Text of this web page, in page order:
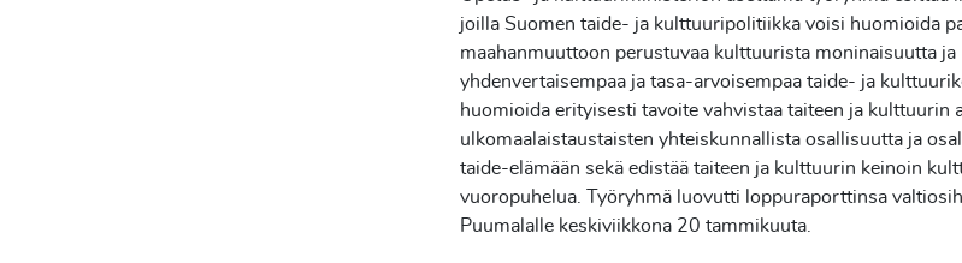
joilla Suomen taide- ja kulttuuripolitiikka voisi huomioida
maahanmuuttoon perustuvaa kulttuurista moninaisuutta ja
yhdenvertaisempaa ja tasa-arvoisempaa taide- ja
huomioida erityisesti tavoite vahvistaa taiteen ja kulttuurin
ulkomaalaistaustaisten yhteiskunnallista osallisuutta ja
taide-elämään sekä edistää taiteen ja kulttuurin keinoin
vuoropuhelua. Työryhmä luovutti loppuraporttinsa
Puumalalle keskiviikkona 20 tammikuuta.